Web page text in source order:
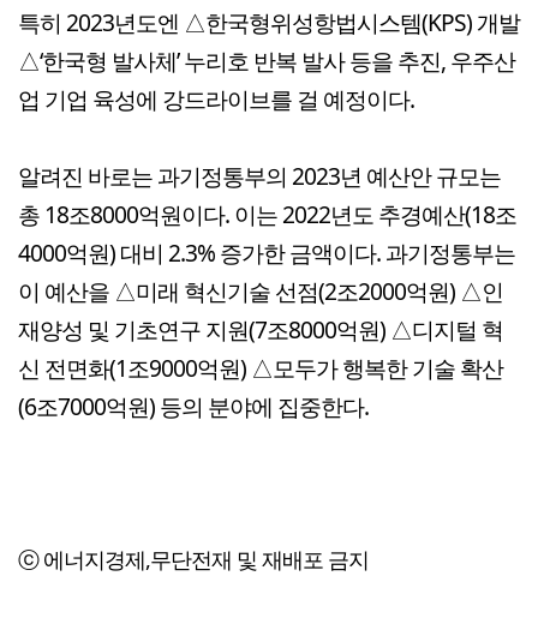
특히 2023년도엔 △한국형위성항법시스템(KPS) 개발
△‘한국형 발사체’ 누리호 반복 발사 등을 추진, 우주산
업 기업 육성에 강드라이브를 걸 예정이다.
알려진 바로는 과기정통부의 2023년 예산안 규모는
총 18조8000억원이다. 이는 2022년도 추경예산(18조
4000억원) 대비 2.3% 증가한 금액이다. 과기정통부는
이 예산을 △미래 혁신기술 선점(2조2000억원) △인
재양성 및 기초연구 지원(7조8000억원) △디지털 혁
신 전면화(1조9000억원) △모두가 행복한 기술 확산
(6조7000억원) 등의 분야에 집중한다.
ⓒ 에너지경제,무단전재 및 재배포 금지